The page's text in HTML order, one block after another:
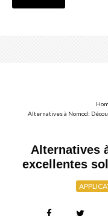
Alternatives à Nomod:
Alternatives
excellentes